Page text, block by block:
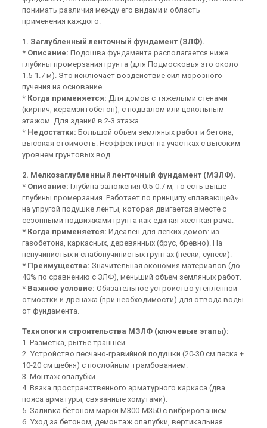
понимать различия между его видами и область
применения каждого.
1. Заглубленный ленточный фундамент (ЗЛФ).
* Описание: Подошва фундамента располагается ниже
глубины промерзания грунта (для Подмосковья это около
1.5-1.7 м). Это исключает воздействие сил морозного
пучения на основание.
* Когда применяется: Для домов с тяжелыми стенами
(кирпич, керамзитобетон), с подвалом или цокольным
этажом. Для зданий в 2-3 этажа.
* Недостатки: Большой объем земляных работ и бетона,
высокая стоимость. Неэффективен на участках с высоким
уровнем грунтовых вод.
2. Мелкозаглубленный ленточный фундамент (МЗЛФ).
* Описание: Глубина заложения 0.5-0.7 м, то есть выше
глубины промерзания. Работает по принципу «плавающей»
на упругой подушке ленты, которая двигается вместе с
сезонными подвижками грунта как единая жесткая рама.
* Когда применяется: Идеален для легких домов: из
газобетона, каркасных, деревянных (брус, бревно). На
непучинистых и слабопучинистых грунтах (пески, супеси).
* Преимущества: Значительная экономия материалов (до
40% по сравнению с ЗЛФ), меньший объем земляных работ.
* Важное условие: Обязательное устройство утепленной
отмостки и дренажа (при необходимости) для отвода воды
от фундамента.
Технология строительства МЗЛФ (ключевые этапы):
1. Разметка, рытье траншеи.
2. Устройство песчано-гравийной подушки (20-30 см песка +
10-20 см щебня) с послойным трамбованием.
3. Монтаж опалубки.
4. Вязка пространственного арматурного каркаса (два
пояса арматуры, связанные хомутами).
5. Заливка бетоном марки М300-М350 с вибрированием.
6. Уход за бетоном, демонтаж опалубки, вертикальная